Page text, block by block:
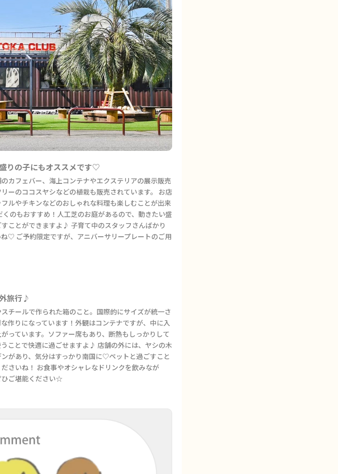
りの子にもオススメです♡
カフェバー、海上コンテナやエクステリアの展示販売
ーのココスヤシなどの植栽も販売されています。 お店
ルやチキンなどのおしゃれな料理も楽しむことが出来
のもおすすめ！人工芝のお庭があるので、動きたい盛
ことができますよ♪ 子育て中のスタッフさんばかり
♡ ご予約限定ですが、アニバーサリープレートのご用
旅行♪
チールで作られた箱のこと。国際的にサイズが統一さ
作りになっています！外観はコンテナですが、中に入
っています。ソファー席もあり、断熱もしっかりして
ことで快適に過ごせますよ♪ 店舗の外には、ヤシの木
があり、気分はすっかり南国に♡ペットと過ごすこと
さいね！ お食事やオシャレなドリンクを飲みなが
ひご堪能ください☆